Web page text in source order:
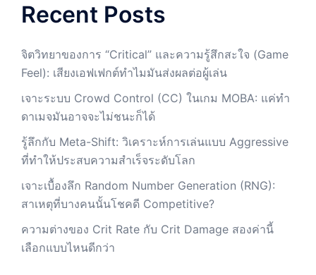
Recent Posts
จิตวิทยาของการ “Critical” และความรู้สึกสะใจ (Game
Feel): เสียงเอฟเฟกต์ทำไมมันส่งผลต่อผู้เล่น
เจาะระบบ Crowd Control (CC) ในเกม MOBA: แค่ทำ
ดาเมจมันอาจจะไม่ชนะก็ได้
รู้ลึกกับ Meta-Shift: วิเคราะห์การเล่นแบบ Aggressive
ที่ทำให้ประสบความสำเร็จระดับโลก
เจาะเบื้องลึก Random Number Generation (RNG):
สาเหตุที่บางคนนั้นโชคดี Competitive?
ความต่างของ Crit Rate กับ Crit Damage สองค่านี้
เลือกแบบไหนดีกว่า